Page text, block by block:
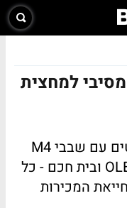
למחצית
אייפון 17e במחיר נמוך, טאבלטים עם שבבי M4
חדשים, MacBook עם מסכי OLED ובית חכם - כל
המכירות